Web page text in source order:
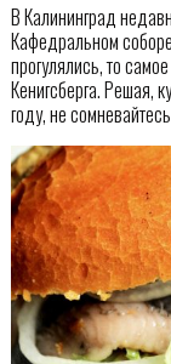
В Калининград
Кафедральном
прогулялись, то
Кенигсберга. Решая,
году, не